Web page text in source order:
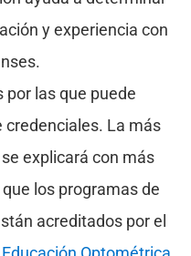
y experiencia con
por las que puede
credenciales. La más
explicará con más
los programas de
acreditados por el